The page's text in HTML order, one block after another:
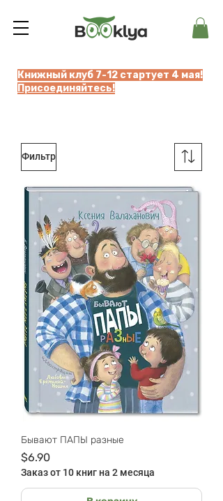
Книжный клуб 7-12 стартует 4 мая!
Присоединяйтесь!
Фильтр
Бывают ПАПЫ разные
Цена
$6.90
Заказ от 10 книг на 2 месяца